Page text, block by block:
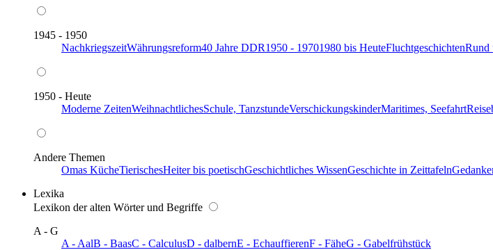
1945 - 1950
NachkriegszeitWährungsreform40 Jahre DDR1950 - 19701980 bis HeuteFluchtgeschichtenRund
1950 - Heute
Moderne ZeitenWeihnachtlichesSchule, TanzstundeVerschickungskinderMaritimes, Seefahrt
Andere Themen
Omas KücheTierischesHeiter bis poetischGeschichtliches WissenGeschichte in Zeittafeln
Lexika
Lexikon der alten Wörter und Begriffe
A - G
A - AalB - BaasC - CalculusD - dalbernE - EchauffierenF - FäheG - Gabelfrühstück